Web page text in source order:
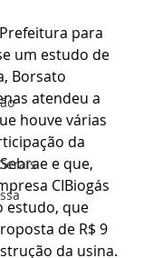
para
um estudo de
Borsato
atendeu a
houve várias
da
e que,
CIBiogás
estudo, que
de R$ 9
da usina.